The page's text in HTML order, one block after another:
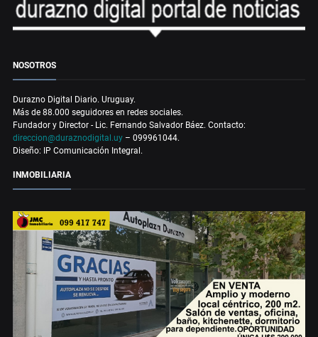
NOSOTROS
Durazno Digital Diario. Uruguay.
Más de 88.000 seguidores en redes sociales.
Fundador y Director - Lic. Fernando Salvador Báez. Contacto:
direccion@duraznodigital.uy – 099961044.
Diseño: IP Comunicación Integral.
INMOBILIARIA